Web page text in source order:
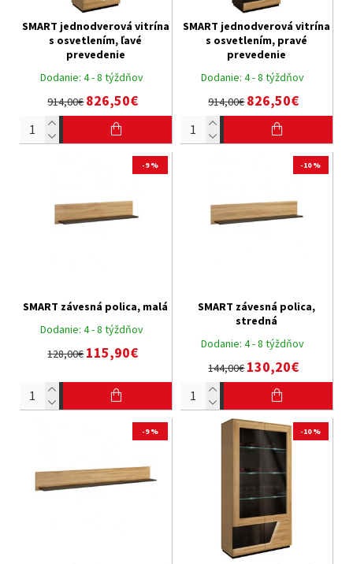
Dodanie: 4 - 8 týždňov
SMART jednodverová vitrína
s osvetlením, ľavé
prevedenie
914,00€826,50€
Dodanie: 4 - 8 týždňov
SMART jednodverová vitrína
s osvetlením, pravé
prevedenie
914,00€826,50€
-9 %
Dodanie: 4 - 8 týždňov
SMART závesná polica, malá
128,00€115,90€
-10 %
Dodanie: 4 - 8 týždňov
SMART závesná polica,
stredná
144,00€130,20€
-9 % -10 %